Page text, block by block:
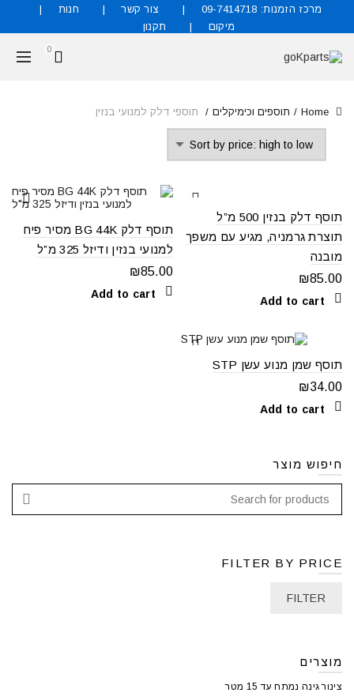
מרכז הזמנות: 09-7414718 צור קשר
חנות
מיקום
תקנון
0
Home תוספים וכימיקלים תוספי דלק למנועי בנזין
תוסף דלק בנזין 500 מ”ל
תוצרת גרמניה, מגיע עם משפך
מובנה
₪85.00
Add to cart
תוסף דלק BG 44K מסיר פיח
למנועי בנזין ודיזל 325 מ”ל
₪85.00
Add to cart
תוסף שמן מנוע עשן STP
₪34.00
Add to cart
חיפוש מוצר
FILTER BY PRICE
FILTER
מוצרים
צינור גינה נמתח עד 15 מטר